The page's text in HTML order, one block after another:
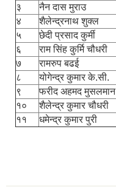
३
नैन दास मुराउ
४
शैलेन्द्रनाथ शुक्ल
५
छेदी प्रसाद कुर्मी
६
राम सिंह कुर्मि चौधरी
७
रामरुप बढई
८
योगेन्द्र कुमार के.सी.
९
फरीद अहमद मुसलमान
१०
शैलेन्द्र कुमार चौधरी
११
धमेन्द्र कुमार पुरी